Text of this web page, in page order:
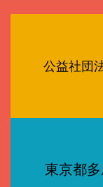
公益社団
東京都